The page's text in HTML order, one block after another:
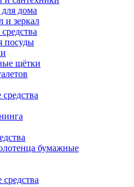
дома
и зеркал
посуды
щётки
бумажные